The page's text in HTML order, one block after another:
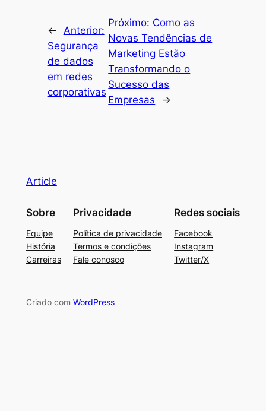
←
Anterior:
Segurança
de dados
em redes
corporativas
Próximo: Como as
Novas Tendências de
Marketing Estão
Transformando o
Sucesso das
Empresas
→
Article
Sobre
Equipe
História
Carreiras
Privacidade
Política de privacidade
Termos e condições
Fale conosco
Redes sociais
Facebook
Instagram
Twitter/X
Criado com WordPress